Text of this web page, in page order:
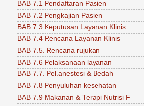
BAB 7.1 Pendaftaran Pasien
BAB 7.2 Pengkajian Pasien
BAB 7.3 Keputusan Layanan Klinis
BAB 7.4 Rencana Layanan Klinis
BAB 7.5. Rencana rujukan
BAB 7.6 Pelaksanaan layanan
BAB 7.7. Pel.anestesi & Bedah
BAB 7.8 Penyuluhan kesehatan
BAB 7.9 Makanan & Terapi Nutrisi F